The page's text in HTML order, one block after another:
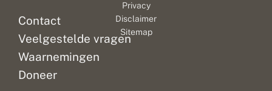
Contact
Veelgestelde vragen
Waarnemingen
Doneer
Privacy
Disclaimer
Sitemap